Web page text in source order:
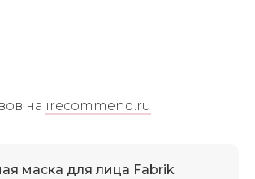
на irecommend.ru
маска для лица Fabrik